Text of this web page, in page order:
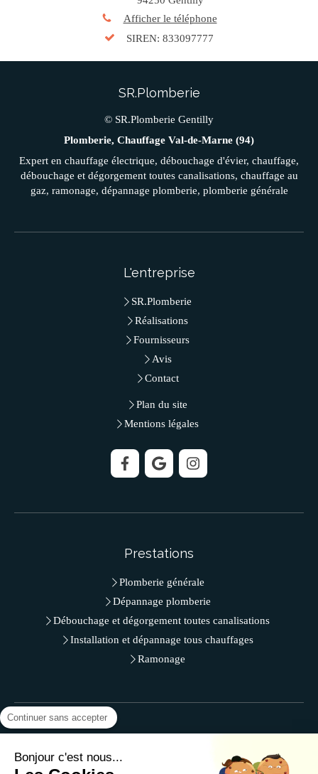
Afficher le téléphone
SIREN: 833097777
SR.Plomberie
© SR.Plomberie Gentilly
Plomberie, Chauffage Val-de-Marne (94)
Expert en chauffage électrique, débouchage d'évier, chauffage,
débouchage et dégorgement toutes canalisations, chauffage au
gaz, ramonage, dépannage plomberie, plomberie générale
L'entreprise
SR.Plomberie
Réalisations
Fournisseurs
Avis
Contact
Plan du site
Mentions légales
Prestations
Plomberie générale
Dépannage plomberie
Débouchage et dégorgement toutes canalisations
Installation et dépannage tous chauffages
Ramonage
SR.Plomberie - M. LAJILI
Continuer sans accepter
Bonjour c'est nous...